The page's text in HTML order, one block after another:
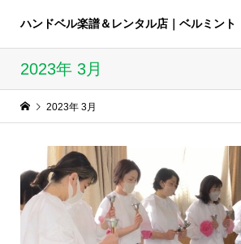
ハンドベル楽譜＆レンタル店｜ベルミント
2023年 3月
2023年 3月